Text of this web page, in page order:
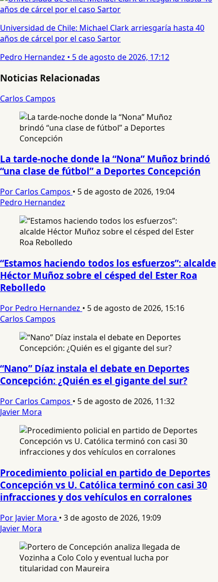
Universidad de Chile: Michael Clark arriesgaría hasta 40
años de cárcel por el caso Sartor
Pedro Hernandez • 5 de agosto de 2026, 17:12
Noticias Relacionadas
Carlos Campos
La tarde-noche donde la “Nona” Muñoz brindó
“una clase de fútbol” a Deportes Concepción
Por Carlos Campos • 5 de agosto de 2026, 19:04
Pedro Hernandez
“Estamos haciendo todos los esfuerzos”: alcalde
Héctor Muñoz sobre el césped del Ester Roa
Rebolledo
Por Pedro Hernandez • 5 de agosto de 2026, 15:16
Carlos Campos
“Nano” Díaz instala el debate en Deportes
Concepción: ¿Quién es el gigante del sur?
Por Carlos Campos • 5 de agosto de 2026, 11:32
Javier Mora
Procedimiento policial en partido de Deportes
Concepción vs U. Católica terminó con casi 30
infracciones y dos vehículos en corralones
Por Javier Mora • 3 de agosto de 2026, 19:09
Javier Mora